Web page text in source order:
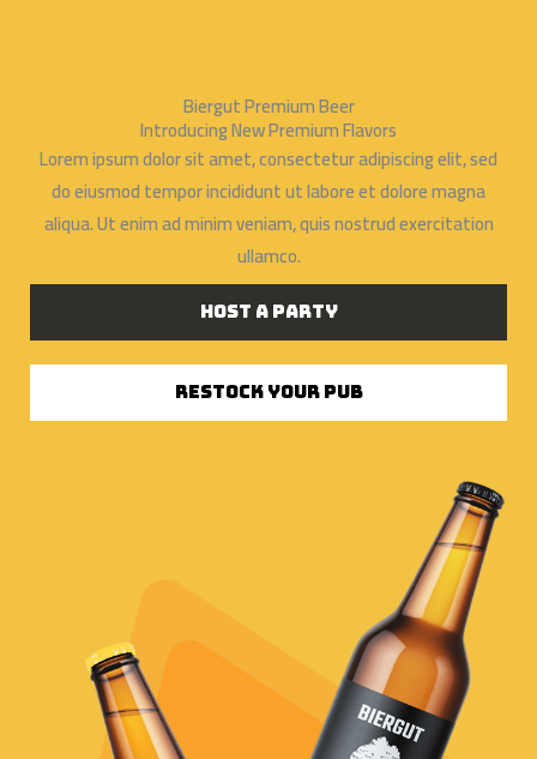
Biergut Premium Beer
Introducing New Premium Flavors
Lorem ipsum dolor sit amet, consectetur adipiscing elit, sed
do eiusmod tempor incididunt ut labore et dolore magna
aliqua. Ut enim ad minim veniam, quis nostrud exercitation
ullamco.
Host a Party
Restock Your Pub